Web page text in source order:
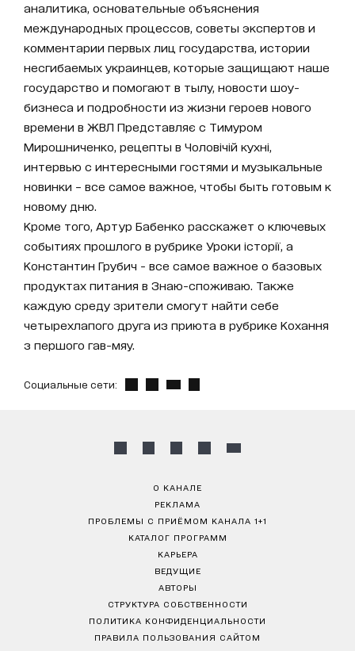
аналитика, основательные объяснения
международных процессов, советы экспертов и
комментарии первых лиц государства, истории
несгибаемых украинцев, которые защищают наше
государство и помогают в тылу, новости шоу-
бизнеса и подробности из жизни героев нового
времени в ЖВЛ Представляє с Тимуром
Мирошниченко, рецепты в Чоловічій кухні,
интервью с интересными гостями и музыкальные
новинки – все самое важное, чтобы быть готовым к
новому дню.
Кроме того, Артур Бабенко расскажет о ключевых
событиях прошлого в рубрике Уроки історії, а
Константин Грубич - все самое важное о базовых
продуктах питания в Знаю-споживаю. Также
каждую среду зрители смогут найти себе
четырехлапого друга из приюта в рубрике Кохання
з першого гав-мяу.
Социальные сети:
О КАНАЛЕ
РЕКЛАМА
ПРОБЛЕМЫ С ПРИЁМОМ КАНАЛА 1+1
КАТАЛОГ ПРОГРАММ
КАРЬЕРА
ВЕДУЩИЕ
АВТОРЫ
СТРУКТУРА СОБСТВЕННОСТИ
ПОЛИТИКА КОНФИДЕНЦИАЛЬНОСТИ
ПРАВИЛА ПОЛЬЗОВАНИЯ САЙТОМ